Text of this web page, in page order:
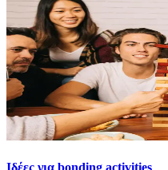
Ιδέες για bonding activities